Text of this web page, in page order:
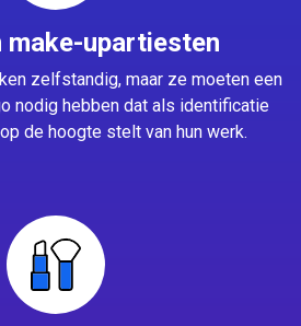
make-upartiesten
zelfstandig, maar ze moeten een
nodig hebben dat als identificatie
de hoogte stelt van hun werk.